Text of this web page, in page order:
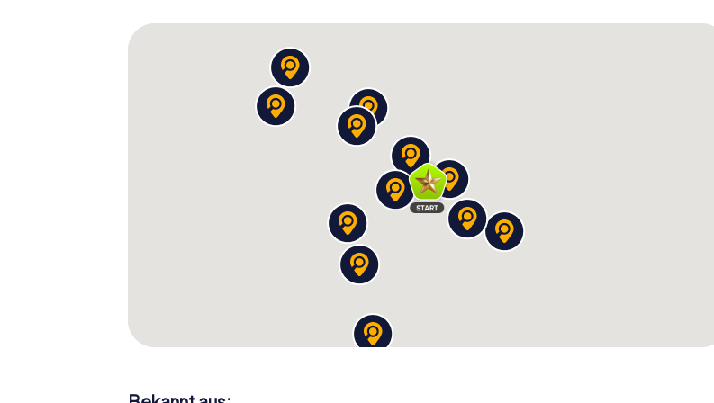
interaktive Weise zu entdecken. Egal, ob ihr Einheimische seid oder die Stadt zum ersten Mal
besucht, diese Stadtrallye bietet euch die Gelegenheit, Münster aus einer neuen Perspektive
zu erleben. Startet eure Entdeckungstour am Syndikatplatz und lasst euch von den
Sehenswürdigkeiten, der Geschichte und der Kultur der Stadt verzaubern.
Mit jeder gelösten Aufgabe und jedem neuen Hinweis sammelt ihr Punkte und könnt euch mit
anderen Teams messen. Vielleicht schafft ihr es sogar, den Highscore zu knacken und euch
einen Platz in der Bestenliste zu sichern. Die Schnitzeljagd in Münster ist nicht nur ein
Abenteuer, sondern auch ein kleiner Wettkampf, der euch und euer Team herausfordert.
Also, worauf wartet ihr noch? Packt eure Freunde oder Familie ein und startet eure
Schnitzeljagd in Münster. Entdeckt die Stadt auf eine neue und aufregende Weise und lasst
euch von den vielen Facetten Münsters überraschen. Diese Schnitzeljagd wird euch nicht nur
die Sehenswürdigkeiten der Stadt näherbringen, sondern euch auch unvergessliche
Erinnerungen bescheren. Viel Spaß bei eurer Stadtrallye durch Münster!